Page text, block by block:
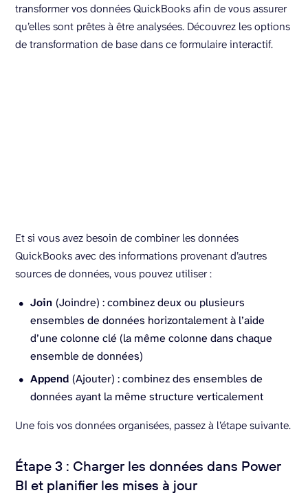
transformer vos données QuickBooks afin de vous assurer
qu’elles sont prêtes à être analysées. Découvrez les options
de transformation de base dans ce formulaire interactif.
Et si vous avez besoin de combiner les données
QuickBooks avec des informations provenant d’autres
sources de données, vous pouvez utiliser :
Join (Joindre) : combinez deux ou plusieurs
ensembles de données horizontalement à l’aide
d’une colonne clé (la même colonne dans chaque
ensemble de données)
Append (Ajouter) : combinez des ensembles de
données ayant la même structure verticalement
Une fois vos données organisées, passez à l’étape suivante.
Étape 3 : Charger les données dans Power
BI et planifier les mises à jour